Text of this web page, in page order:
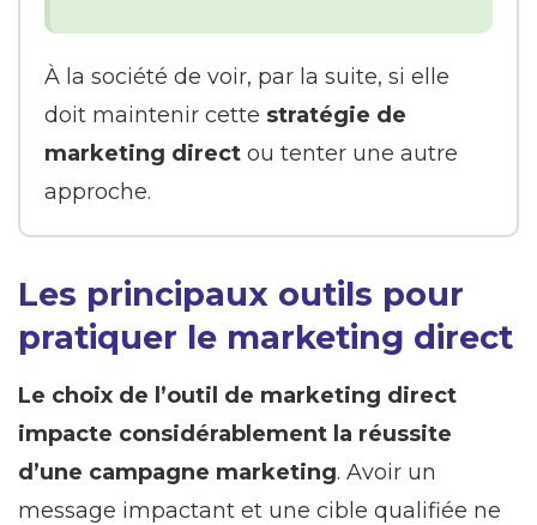
À la société de voir, par la suite, si elle
doit maintenir cette stratégie de
marketing direct ou tenter une autre
approche.
Les principaux outils pour
pratiquer le marketing direct
Le choix de l’outil de marketing direct
impacte considérablement la réussite
d’une campagne marketing. Avoir un
message impactant et une cible qualifiée ne